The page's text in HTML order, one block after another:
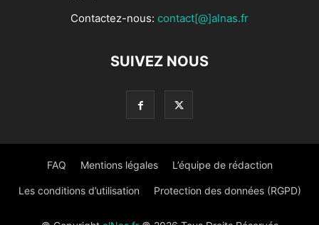
Contactez-nous: contact[@]alnas.fr
SUIVEZ NOUS
FAQ Mentions légales L’équipe de rédaction
Les conditions d’utilisation Protection des données (RGPD)